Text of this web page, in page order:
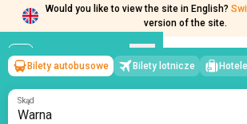
Would you like to view the site in English?
version of the site.
Warna→Humań
wt, 11 sierpnia/1 pasażer
Bilety autobusowe Bilety lotnicze Hotele
Skąd